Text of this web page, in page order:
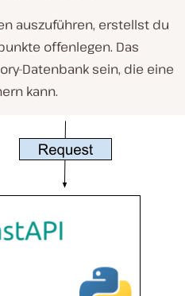
auszuführen, erstellst du
offenlegen. Das
Datenbank sein, die eine
kann.